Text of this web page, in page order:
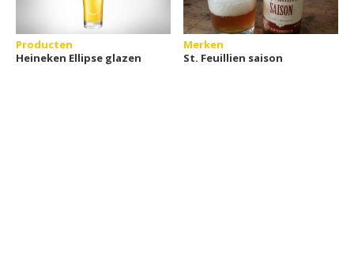
Producten
Heineken Ellipse glazen
Merken
St. Feuillien saison